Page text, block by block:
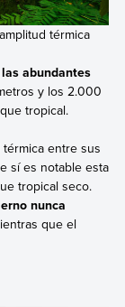
térmica
abundantes
y los 2.000
tropical.
entre sus
sí es notable esta
tropical seco.
nunca
que el